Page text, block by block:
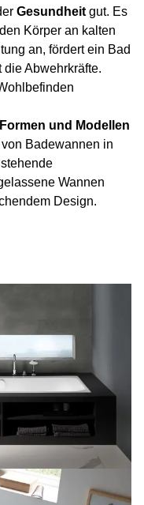
Gesundheit gut. Es
Körper an kalten
an, fördert ein Bad
Abwehrkräfte.
und Modellen
Badewannen in
Wannen
Design.